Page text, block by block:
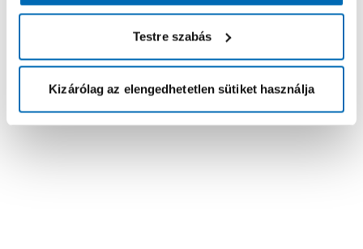
Testre szabás
Kizárólag az elengedhetetlen sütiket használja